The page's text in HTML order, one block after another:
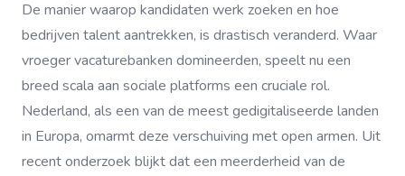
De manier waarop kandidaten werk zoeken en hoe
bedrijven talent aantrekken, is drastisch veranderd. Waar
vroeger vacaturebanken domineerden, speelt nu een
breed scala aan sociale platforms een cruciale rol.
Nederland, als een van de meest gedigitaliseerde landen
in Europa, omarmt deze verschuiving met open armen. Uit
recent onderzoek blijkt dat een meerderheid van de